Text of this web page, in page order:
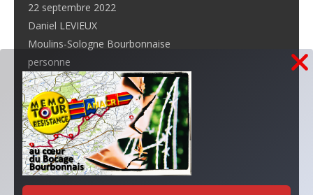
22 septembre 2022
Daniel LEVIEUX
Moulins-Sologne Bourbonnaise
personne
La ligne de démarcation…
30 décembre 2019
Daniel LEVIEUX
Département
Moulins-Sologne Bourbonnaise